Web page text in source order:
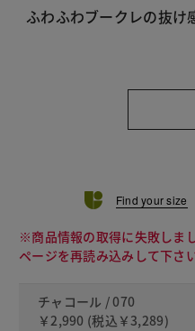
ふわふわブークレの抜け
Find your size
※商品情報の取得に失敗しまし
ページを再読み込みして下さい
チャコール / 070
￥2,990 (税込 ￥3,289)